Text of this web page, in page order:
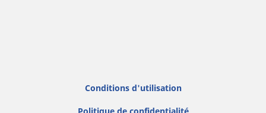
Conditions d'utilisation